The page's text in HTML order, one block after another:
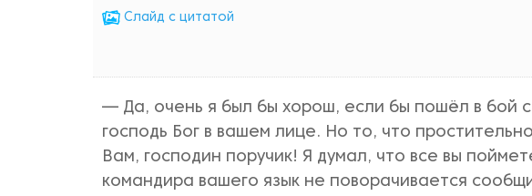
Cлайд с цитатой
— Да, очень я был бы хорош, если бы пошёл в бой
господь Бог в вашем лице. Но то, что
Вам, господин поручик! Я думал, что все вы
командира вашего язык не поворачивается